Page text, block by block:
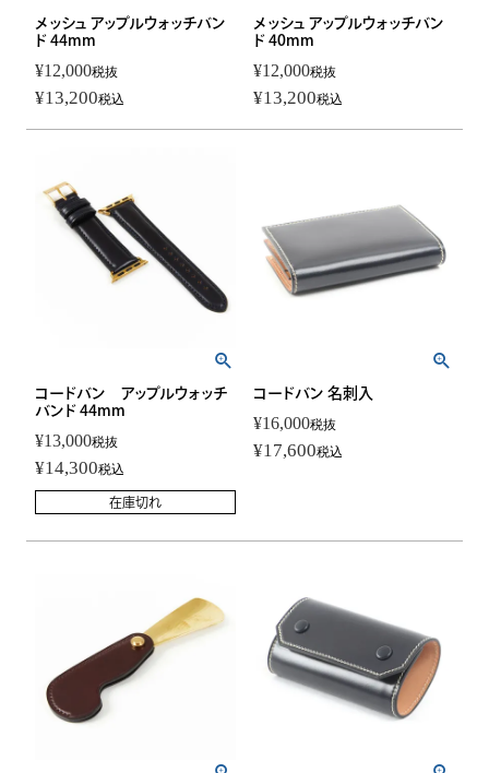
メッシュ アップルウォッチバン
ド 44mm
¥12,000税抜
¥13,200税込
メッシュ アップルウォッチバン
ド 40mm
¥12,000税抜
¥13,200税込
コードバン アップルウォッチ
バンド 44mm
¥13,000税抜
¥14,300税込
在庫切れ
コードバン 名刺入
¥16,000税抜
¥17,600税込